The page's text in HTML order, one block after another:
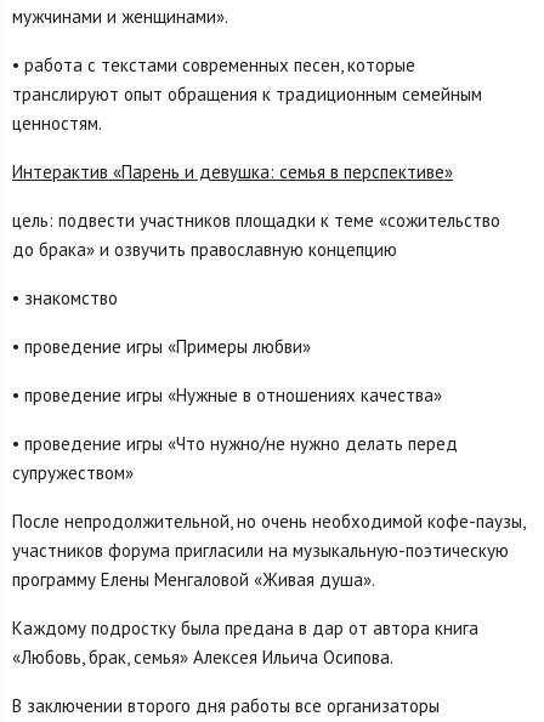
мужчинами и женщинами».
• работа с текстами современных песен, которые
транслируют опыт обращения к традиционным семейным
ценностям.
Интерактив «Парень и девушка: семья в перспективе»
цель: подвести участников площадки к теме «сожительство
до брака» и озвучить православную концепцию
• знакомство
• проведение игры «Примеры любви»
• проведение игры «Нужные в отношениях качества»
• проведение игры «Что нужно/не нужно делать перед
супружеством»
После непродолжительной, но очень необходимой кофе-паузы,
участников форума пригласили на музыкальную-поэтическую
программу Елены Менгаловой «Живая душа».
Каждому подростку была предана в дар от автора книга
«Любовь, брак, семья» Алексея Ильича Осипова.
В заключении второго дня работы все организаторы